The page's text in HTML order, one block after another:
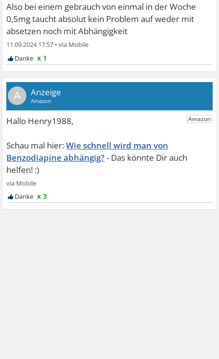
Also bei einem gebrauch von einmal in der Woche
0,5mg taucht absolut kein Problem auf weder mit
absetzen noch mit Abhängigkeit
11.09.2024 17:57 •
x 1
A
Wie schnell wird man von
Benzodiapine abhängig?
x 3